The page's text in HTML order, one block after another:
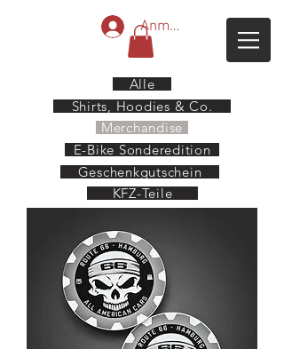
Anmelden
Alle
Shirts, Hoodies & Co.
Merchandise
E-Bike Sonderedition
Geschenkgutschein
KFZ-Teile